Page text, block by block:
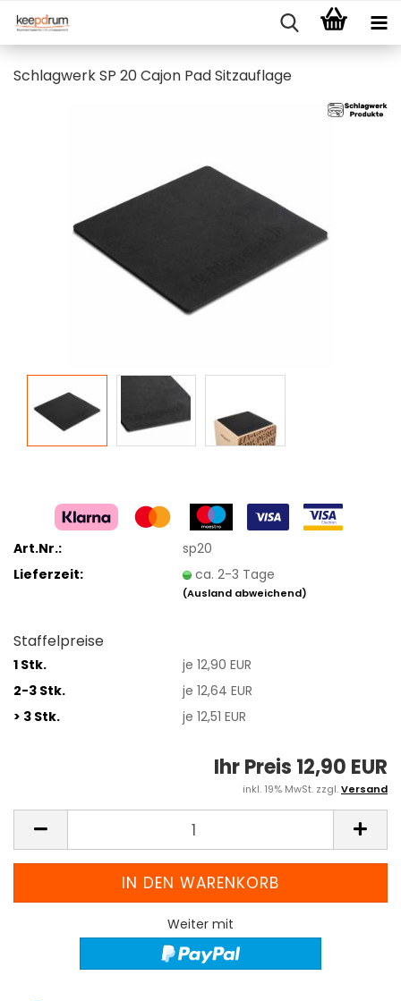
Schlagwerk SP 20 Cajon Pad Sitzauflage
Art.Nr.:
sp20
Lieferzeit:
ca. 2-3 Tage
(Ausland abweichend)
Staffelpreise
1 Stk.
je 12,90 EUR
2-3 Stk.
je 12,64 EUR
> 3 Stk.
je 12,51 EUR
Ihr Preis 12,90 EUR
inkl. 19% MwSt. zzgl.Versand
Weiter mit